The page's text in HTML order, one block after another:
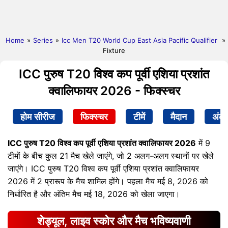
Home » Series » Icc Men T20 World Cup East Asia Pacific Qualifier
»
Fixture
ICC पुरुष T20 विश्व कप पूर्वी एशिया प्रशांत
क्वालिफायर 2026 - फिक्स्चर
होम सीरीज फिक्स्चर टीमें मैदान अंक
ICC पुरुष T20 विश्व कप पूर्वी एशिया प्रशांत क्वालिफायर 2026 में 9
टीमों के बीच कुल 21 मैच खेले जाएंगे, जो 2 अलग-अलग स्थानों पर खेले
जाएंगे। ICC पुरुष T20 विश्व कप पूर्वी एशिया प्रशांत क्वालिफायर
2026 में 2 प्रारूप के मैच शामिल होंगे। पहला मैच मई 8, 2026 को
निर्धारित है और अंतिम मैच मई 18, 2026 को खेला जाएगा।
शेड्यूल, लाइव स्कोर और मैच भविष्यवाणी